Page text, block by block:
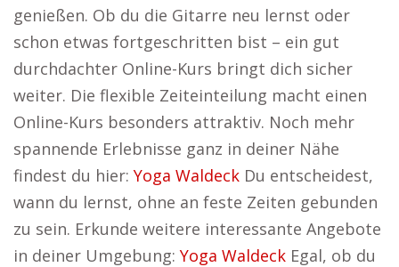
genießen. Ob du die Gitarre neu lernst oder
schon etwas fortgeschritten bist – ein gut
durchdachter Online-Kurs bringt dich sicher
weiter. Die flexible Zeiteinteilung macht einen
Online-Kurs besonders attraktiv. Noch mehr
spannende Erlebnisse ganz in deiner Nähe
findest du hier: Yoga Waldeck Du entscheidest,
wann du lernst, ohne an feste Zeiten gebunden
zu sein. Erkunde weitere interessante Angebote
in deiner Umgebung: Yoga Waldeck Egal, ob du